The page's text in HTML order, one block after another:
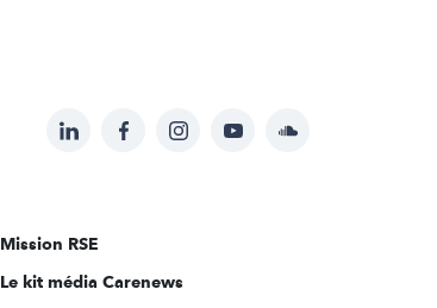
Suivez-
sur:
LinkedInFacebookInstagramYouTubeSoundcloud
Mission RSE
Le kit média Carenews